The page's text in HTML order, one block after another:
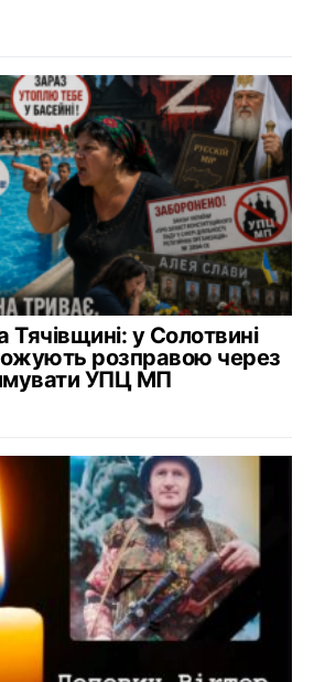
Тячівщині: у Солотвині
розправою через
УПЦ МП